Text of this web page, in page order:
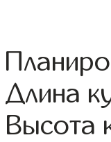
Длина
Высота